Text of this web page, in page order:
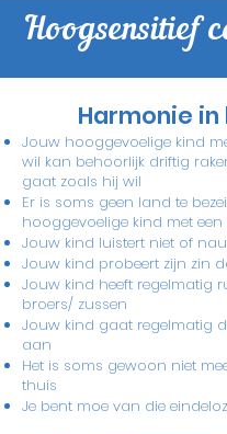
Hoogsensitief
Harmonie in
Jouw hooggevoelige kind
wil kan behoorlijk driftig
gaat zoals hij wil
Er is soms geen land te
hooggevoelige kind met een
Jouw kind luistert niet of
Jouw kind probeert zijn zin
Jouw kind heeft regelmatig
broers/ zussen
Jouw kind gaat regelmatig
aan
Het is soms gewoon niet
thuis
Je bent moe van die